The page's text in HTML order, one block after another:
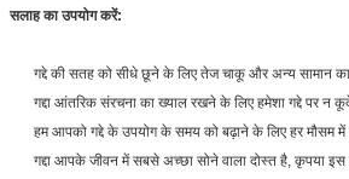
सलाह का उपयोग करें:
गद्दे की सतह को सीधे छूने के लिए तेज चाकू और अन्य सामान
गद्दा आंतरिक संरचना का ख्याल रखने के लिए हमेशा गद्दे पर न
हम आपको गद्दे के उपयोग के समय को बढ़ाने के लिए हर मौसम
गद्दा आपके जीवन में सबसे अच्छा सोने वाला दोस्त है, कृपया